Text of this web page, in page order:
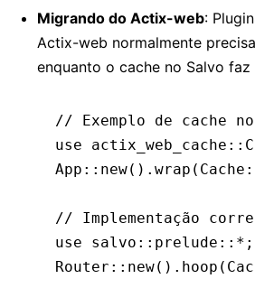
Migrando do Actix-web:
Actix-web normalmente
enquanto o cache no Salvo
// Exemplo de cache
use actix_web_cache ::
App :: new() . wrap (Cache
// Implementação
use salvo :: prelude ::* ;
Router :: new() . hoop